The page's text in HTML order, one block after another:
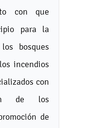
con que
para la
bosques
incendios
con
de los
de